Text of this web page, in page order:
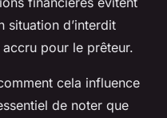
situation d’interdit
pour le prêteur.
cela influence
de noter que